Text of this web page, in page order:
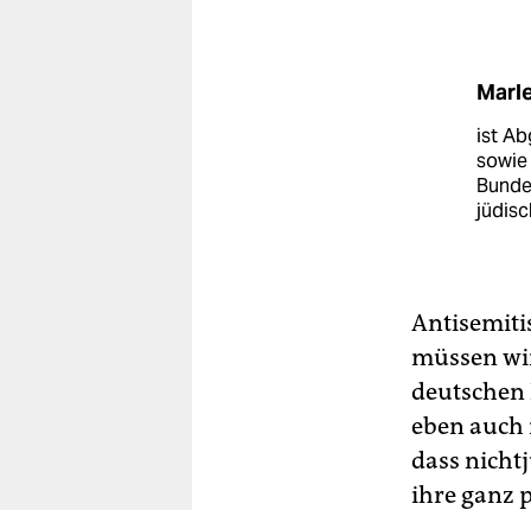
ist
müssen
eben
dass
ihre ganz